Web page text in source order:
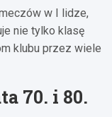
w I lidze,
nie tylko klasę
klubu przez wiele
70. i 80.